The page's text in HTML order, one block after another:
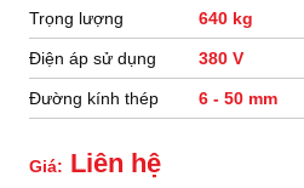
Trọng lượng 640 kg
Điện áp sử dụng 380 V
Đường kính thép 6 - 50 mm
Giá: Liên hệ